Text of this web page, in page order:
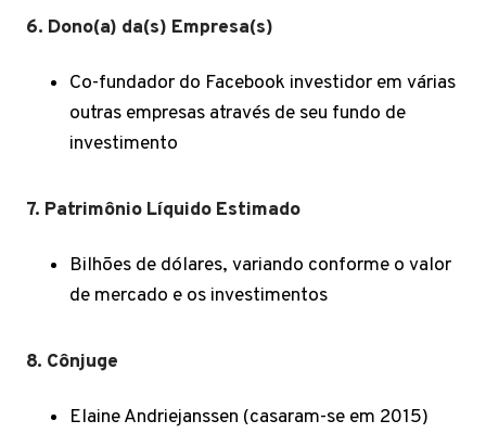
6. Dono(a) da(s) Empresa(s)
Co-fundador do Facebook investidor em várias
outras empresas através de seu fundo de
investimento
7. Patrimônio Líquido Estimado
Bilhões de dólares, variando conforme o valor
de mercado e os investimentos
8. Cônjuge
Elaine Andriejanssen (casaram-se em 2015)